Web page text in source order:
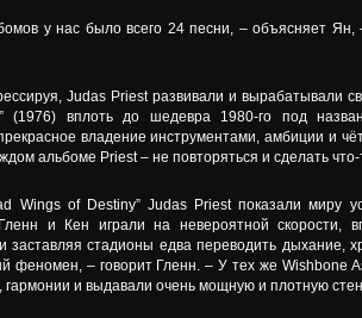
у нас было всего 24 песни, – объясняет Ян,
Judas Priest развивали и вырабатывали
(1976) вплоть до шедевра 1980-го под
владение инструментами, амбиции и
альбоме Priest – не повторяться и сделать
Wings of Destiny” Judas Priest показали миру
и Кен играли на невероятной скорости,
заставляя стадионы едва переводить дыхание,
феномен, – говорит Гленн. – У тех же Wishbone
и выдавали очень мощную и плотную